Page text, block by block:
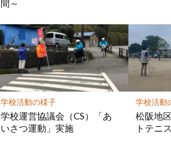
間～
学校活動の様子
学校運営協議会（CS）「あ
いさつ運動」実施
学校活動
松阪地
トテニ